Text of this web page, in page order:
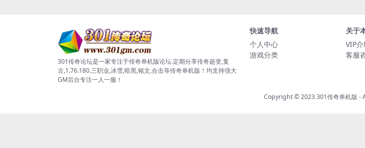
301传奇论坛是一家专注于传奇单机版论坛.定期分享传奇超变,复
古,1.76.180.三职业,冰雪,暗黑,铭文,合击等传奇单机版！均支持强大
GM后台专注一人一服！
快速导航
个人中心
游戏分类
关于
VIP介
客服
Copyright © 2023301传奇单机版 -